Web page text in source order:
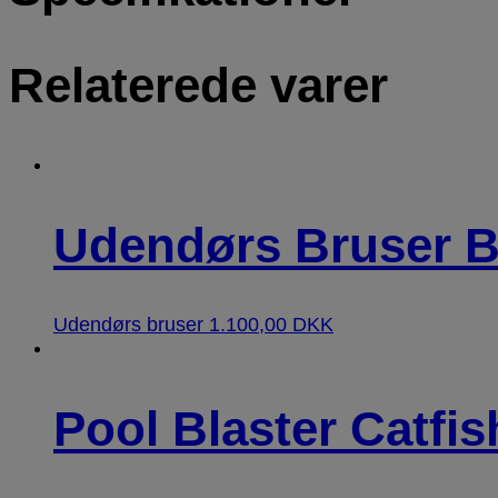
Relaterede varer
Udendørs Bruser
Udendørs bruser 1.100,00 DKK
Pool Blaster